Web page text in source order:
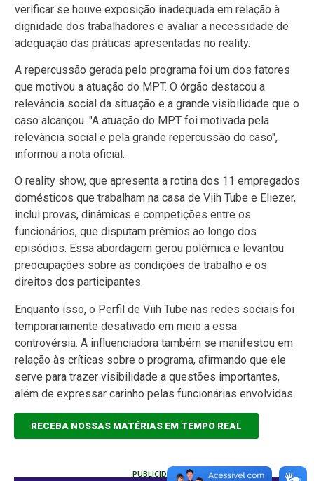
verificar se houve exposição inadequada em relação à
dignidade dos trabalhadores e avaliar a necessidade de
adequação das práticas apresentadas no reality.
A repercussão gerada pelo programa foi um dos fatores
que motivou a atuação do MPT. O órgão destacou a
relevância social da situação e a grande visibilidade que o
caso alcançou. "A atuação do MPT foi motivada pela
relevância social e pela grande repercussão do caso",
informou a nota oficial.
O reality show, que apresenta a rotina dos 11 empregados
domésticos que trabalham na casa de Viih Tube e Eliezer,
inclui provas, dinâmicas e competições entre os
funcionários, que disputam prêmios ao longo dos
episódios. Essa abordagem gerou polêmica e levantou
preocupações sobre as condições de trabalho e os
direitos dos participantes.
Enquanto isso, o Perfil de Viih Tube nas redes sociais foi
temporariamente desativado em meio a essa
controvérsia. A influenciadora também se manifestou em
relação às críticas sobre o programa, afirmando que ele
serve para trazer visibilidade a questões importantes,
além de expressar carinho pelas funcionárias envolvidas.
RECEBA NOSSAS MATÉRIAS EM TEMPO REAL
PUBLICIDADE